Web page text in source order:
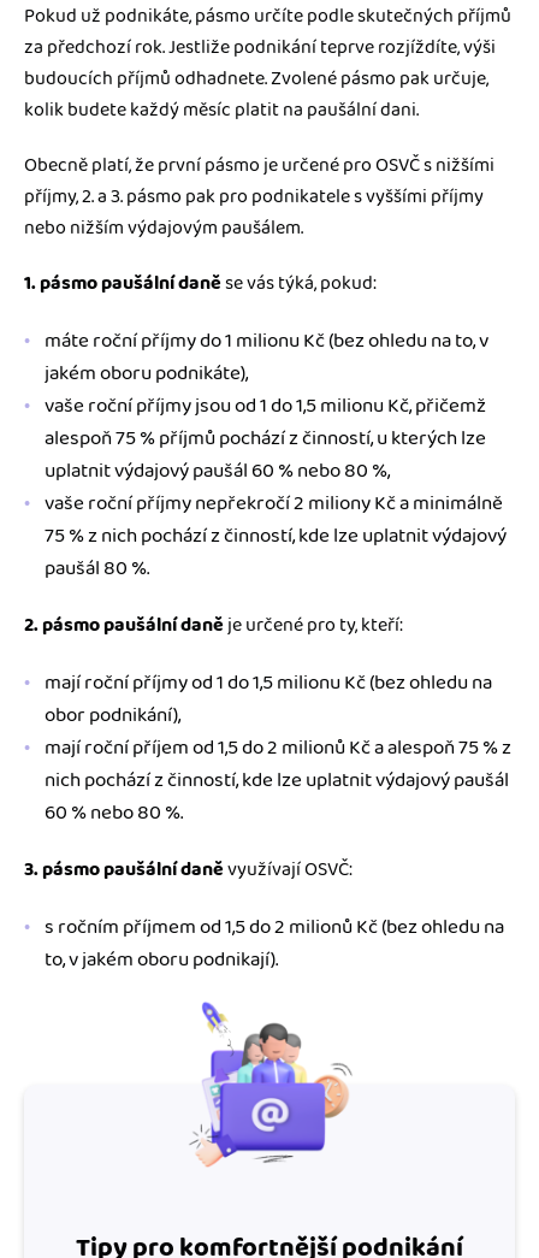
Pokud už podnikáte, pásmo určíte podle skutečných příjmů
za předchozí rok. Jestliže podnikání teprve rozjíždíte, výši
budoucích příjmů odhadnete. Zvolené pásmo pak určuje,
kolik budete každý měsíc platit na paušální dani.
Obecně platí, že první pásmo je určené pro OSVČ s nižšími
příjmy, 2. a 3. pásmo pak pro podnikatele s vyššími příjmy
nebo nižším výdajovým paušálem.
1. pásmo paušální daněse vás týká, pokud:
máte roční příjmy do 1 milionu Kč (bez ohledu na to, v
jakém oboru podnikáte),
vaše roční příjmy jsou od 1 do 1,5 milionu Kč, přičemž
alespoň 75 % příjmů pochází z činností, u kterých lze
uplatnit výdajový paušál 60 % nebo 80 %,
vaše roční příjmy nepřekročí 2 miliony Kč a minimálně
75 % z nich pochází z činností, kde lze uplatnit výdajový
paušál 80 %.
2. pásmo paušální daněje určené pro ty, kteří:
mají roční příjmy od 1 do 1,5 milionu Kč (bez ohledu na
obor podnikání),
mají roční příjem od 1,5 do 2 milionů Kč a alespoň 75 % z
nich pochází z činností, kde lze uplatnit výdajový paušál
60 % nebo 80 %.
3. pásmo paušální daněvyužívají OSVČ:
s ročním příjmem od 1,5 do 2 milionů Kč (bez ohledu na
to, v jakém oboru podnikají).
Tipy pro komfortnější podnikání